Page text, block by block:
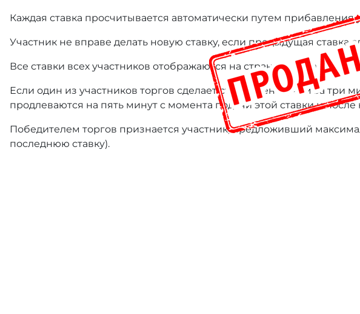
Каждая ставка просчитывается автоматически путем прибавления
Участник не вправе делать новую ставку, если предыдущая ставка
Все ставки всех участников отображаются на странице лота в
Если один из участников торгов сделает ставку менее, чем за три
продлеваются на пять минут с момента подачи этой ставки и
Победителем торгов признается участник, предложивший
последнюю ставку).